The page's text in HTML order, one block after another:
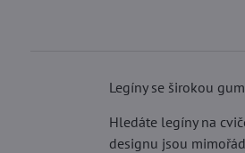
Legíny se širokou
Hledáte legíny na
designu jsou